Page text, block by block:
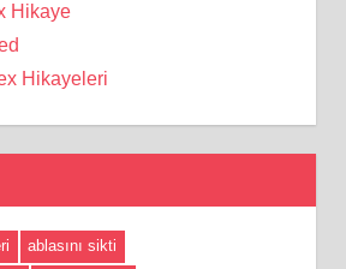
Hikaye
Hikayeleri
ablasını sikti